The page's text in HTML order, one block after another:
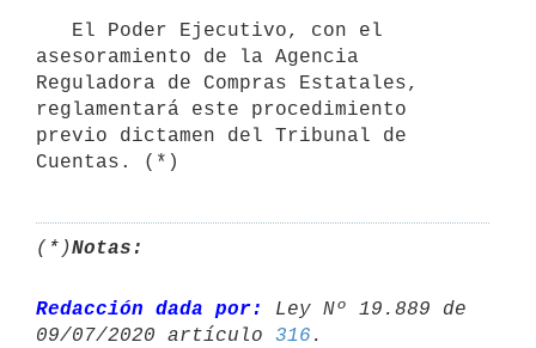
asesoramiento de la Agencia
Reguladora de Compras Estatales,
reglamentará este procedimiento
previo dictamen del Tribunal de
Cuentas. (*)
(*)Notas:
Redacción dada por:
Ley Nº 19.889 de
09/07/2020 artículo 316